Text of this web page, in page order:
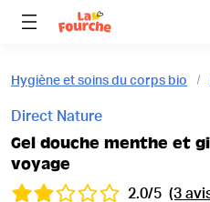
Hygiène et soins du corps bio
Direct Nature
Gel douche menthe et
voyage
2.0/5 (3